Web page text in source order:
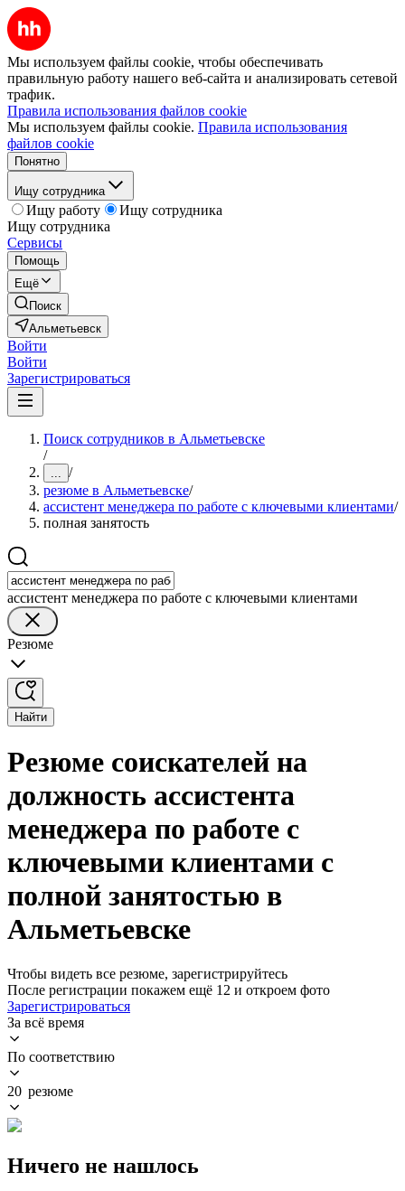
Мы используем файлы cookie, чтобы обеспечивать
правильную работу нашего веб-сайта и анализировать сетевой
трафик.
Правила использования файлов cookie
Мы используем файлы cookie. Правила использования
файлов cookie
Понятно
Ищу сотрудника
Ищу работу
Ищу сотрудника
Ищу сотрудника
Сервисы
Помощь
Ещё
Поиск
Альметьевск
Войти
Войти
Зарегистрироваться
Поиск сотрудников в Альметьевске
/
... /
резюме в Альметьевске/
ассистент менеджера по работе с ключевыми клиентами/
полная занятость
ассистент менеджера по работе с ключевыми клиентами
Резюме
Найти
Резюме соискателей на
должность ассистента
менеджера по работе с
ключевыми клиентами с
полной занятостью в
Альметьевске
Чтобы видеть все резюме, зарегистрируйтесь
После регистрации покажем ещё 12 и откроем фото
Зарегистрироваться
За всё время
По соответствию
20 резюме
Ничего не нашлось